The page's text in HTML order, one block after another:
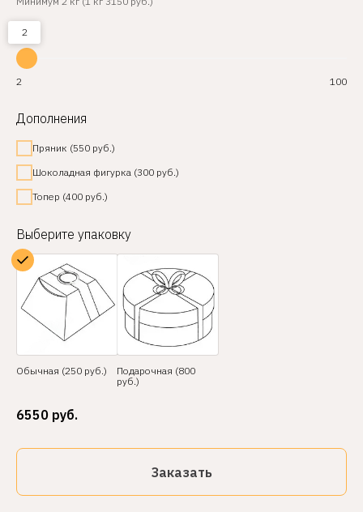
2
2 100
Дополнения
Пряник (550 руб.)
Шоколадная фигурка (300 руб.)
Топер (400 руб.)
Выберите упаковку
Обычная (250 руб.)
Подарочная (800
руб.)
6550 руб.
Заказать